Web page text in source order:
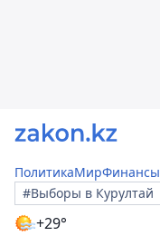
ПолитикаМирФинансы
#Выборы в Курултай
+29°